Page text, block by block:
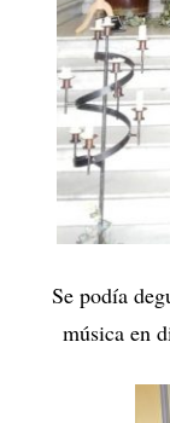
Se podía
música en